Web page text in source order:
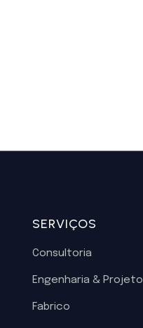
SERVIÇOS
Consultoria
Engenharia & Projeto
Fabrico